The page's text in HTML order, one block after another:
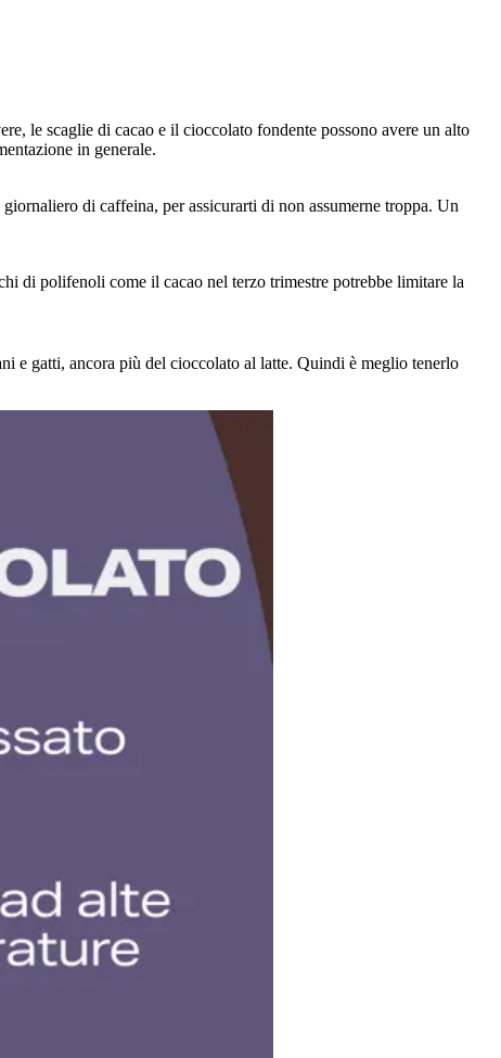
le scaglie di cacao e il cioccolato fondente possono avere un alto
in generale.
di caffeina, per assicurarti di non assumerne troppa. Un
di polifenoli come il cacao nel terzo trimestre potrebbe limitare la
e gatti, ancora più del cioccolato al latte. Quindi è meglio tenerlo